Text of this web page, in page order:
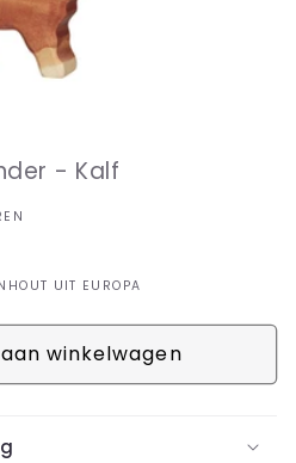
- Kalf
UIT EUROPA
winkelwagen